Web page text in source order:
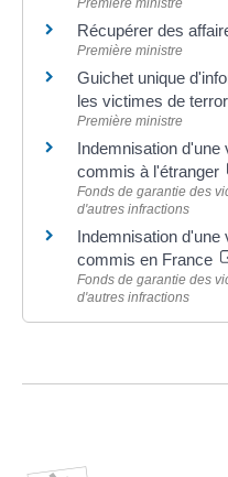
Récupérer des
Première ministre
Guichet unique
les victimes de
Première ministre
Indemnisation
commis à l'étranger
Fonds de garantie des
d'autres infractions
Indemnisation
commis en France
Fonds de garantie des
d'autres infractions